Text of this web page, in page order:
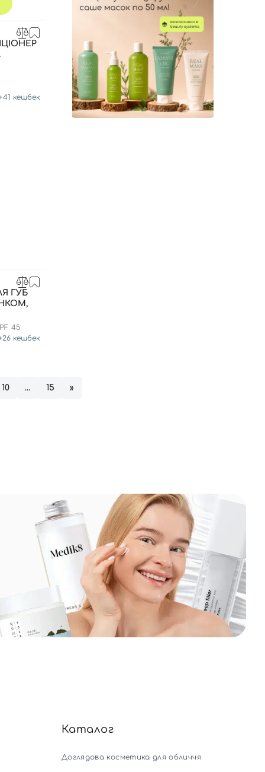
41 кешбек
ГУБ
45
26кешбек
10 … 15 »
Каталог
Доглядова косметика для обличчя